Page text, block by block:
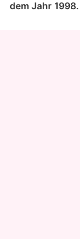
dem Jahr 1998.